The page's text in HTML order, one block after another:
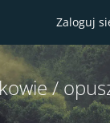
Zaloguj
/